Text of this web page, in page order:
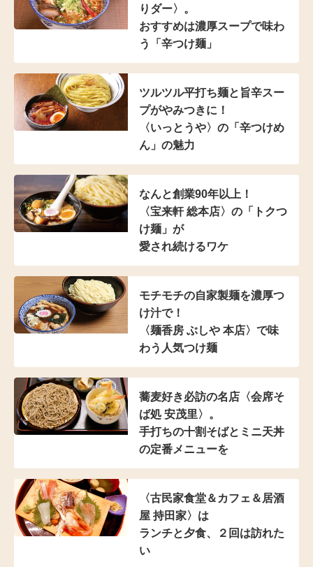
りダー〉。
おすすめは濃厚スープで味わ
う「辛つけ麺」
ツルツル平打ち麺と 旨辛スー
プがやみつきに！
〈いっとうや〉の 「辛つけめ
ん」の魅力
なんと創業90年以上！
〈宝来軒 総本店〉の 「トクつ
け麺」が
愛され続けるワケ
モチモチの自家製麺を濃厚つ
け汁で！
〈麺香房 ぶしや 本店〉 で味
わう人気つけ麺
蕎麦好き必訪の名店 〈会席そ
ば処 安茂里〉。
手打ちの十割そばと ミニ天丼
の定番メニューを
〈古民家食堂＆カフェ ＆居酒
屋 持田家〉は
ランチと夕食、２回は訪れた
い